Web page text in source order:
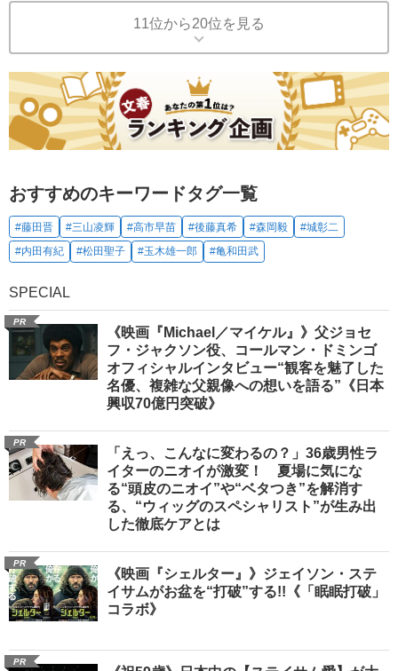
11位から20位を見る
おすすめのキーワードタグ一覧
#藤田晋 #三山凌輝 #高市早苗 #後藤真希 #森岡毅
#城彰二
#内田有紀
#松田聖子 #玉木雄一郎 #亀和田武
SPECIAL
PR
《映画『Michael／マイケル』》父ジョセ
フ・ジャクソン役、コールマン・ドミンゴ
オフィシャルインタビュー“観客を魅了した
名優、複雑な父親像への想いを語る”《日本
興収70億円突破》
PR
「えっ、こんなに変わるの？」36歳男性ラ
イターのニオイが激変！ 夏場に気にな
る“頭皮のニオイ”や“ベタつき”を解消す
る、“ウィッグのスペシャリスト”が生み出
した徹底ケアとは
PR
《映画『シェルター』》ジェイソン・ステ
イサムがお盆を“打破”する!!《「眠眠打破」
コラボ》
PR